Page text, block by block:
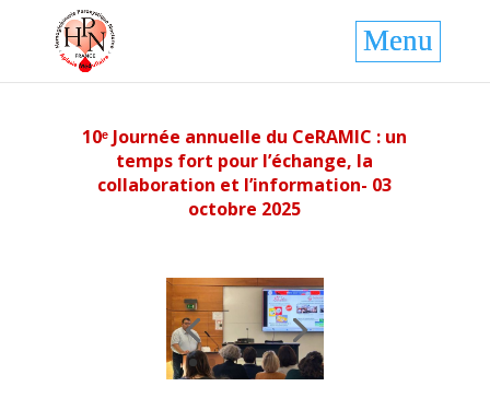
10ᵉ Journée annuelle du CeRAMIC : un
temps fort pour l’échange, la
collaboration et l’information- 03
octobre 2025